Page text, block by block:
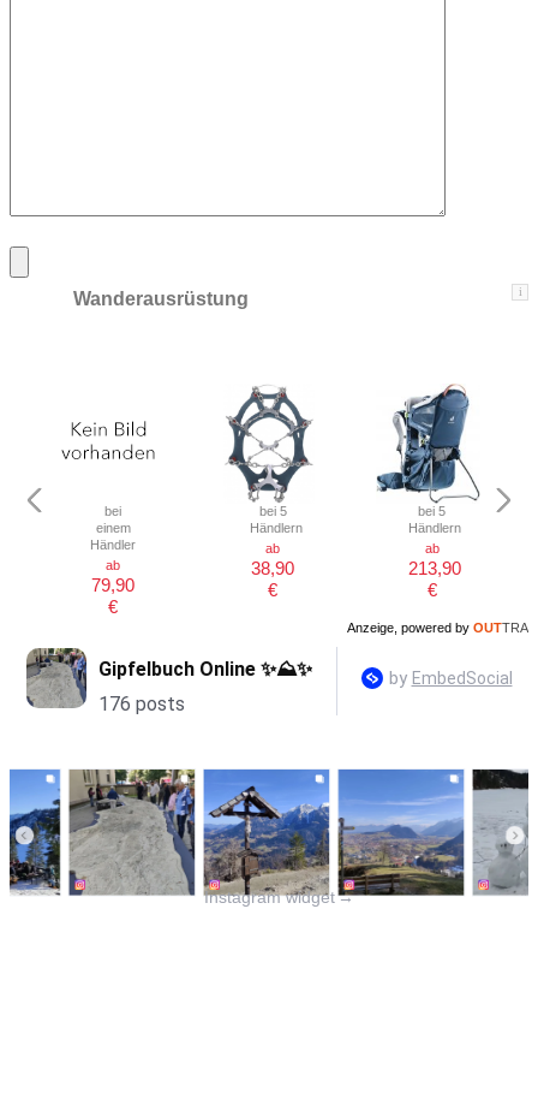
i
Wanderausrüstung
bei
einem
Händler
ab
79,90
€
bei 5
Händlern
ab
38,90
€
bei 5
Händlern
ab
213,90
€
Anzeige, powered by OUTTRA
Instagram widget→